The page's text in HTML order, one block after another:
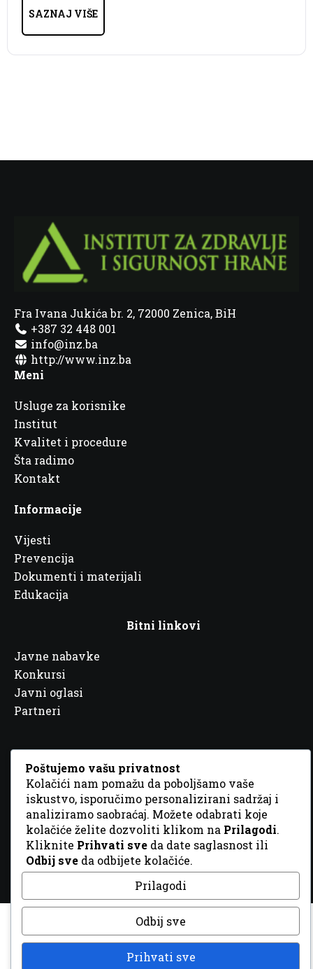
SAZNAJ VIŠE
Fra Ivana Jukića br. 2, 72000 Zenica, BiH
+387 32 448 001
info@inz.ba
http://www.inz.ba
Meni
Usluge za korisnike
Institut
Kvalitet i procedure
Šta radimo
Kontakt
Informacije
Vijesti
Prevencija
Dokumenti i materijali
Edukacija
Bitni linkovi
Javne nabavke
Konkursi
Javni oglasi
Partneri
© 2026 Sva prava zadržana. DizajnGordonDM
Poštujemo vašu privatnost
Kolačići nam pomažu da poboljšamo vaše
iskustvo, isporučimo personalizirani sadržaj i
analiziramo saobraćaj. Možete odabrati koje
kolačiće želite dozvoliti klikom na Prilagodi.
Kliknite Prihvati sve da date saglasnost ili
Odbij sve da odbijete kolačiće.
Prilagodi
Odbij sve
Prihvati sve